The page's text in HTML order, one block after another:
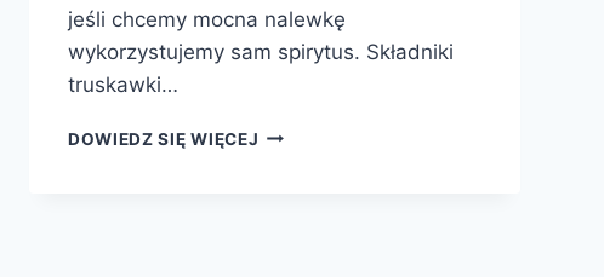
jeśli chcemy mocna nalewkę
wykorzystujemy sam spirytus. Składniki
truskawki…
DOWIEDZ SIĘ WIĘCEJ NALEWKA